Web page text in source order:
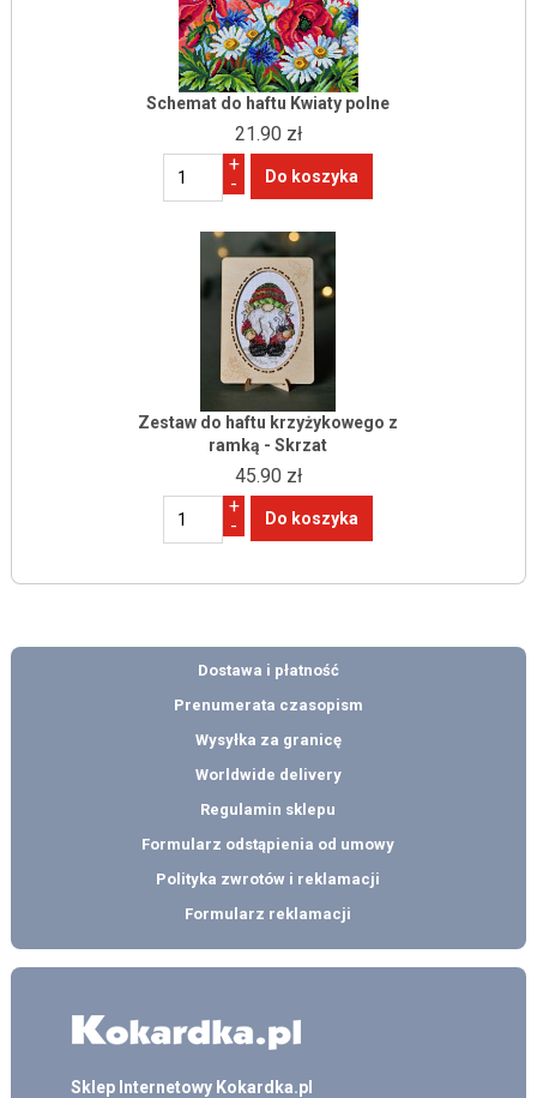
Schemat do haftu Kwiaty polne
21.90 zł
+
-
Zestaw do haftu krzyżykowego z
ramką - Skrzat
45.90 zł
+
-
Dostawa i płatność
Prenumerata czasopism
Wysyłka za granicę
Worldwide delivery
Regulamin sklepu
Formularz odstąpienia od umowy
Polityka zwrotów i reklamacji
Formularz reklamacji
Sklep Internetowy Kokardka.pl